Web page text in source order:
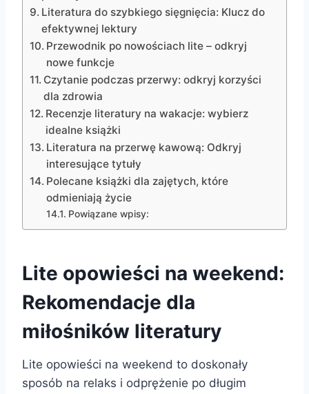
Literatura do szybkiego sięgnięcia: Klucz do
efektywnej lektury
Przewodnik po nowościach lite – odkryj
nowe funkcje
Czytanie podczas przerwy: odkryj korzyści
dla zdrowia
Recenzje literatury na wakacje: wybierz
idealne książki
Literatura na przerwę kawową: Odkryj
interesujące tytuły
Polecane książki dla zajętych, które
odmieniają życie
Powiązane wpisy:
Lite opowieści na weekend:
Rekomendacje dla
miłośników literatury
Lite opowieści na weekend to doskonały
sposób na relaks i odprężenie po długim